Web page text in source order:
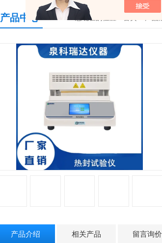
产品中心 您现在的位置：
产品介绍 相关产品 留言询价